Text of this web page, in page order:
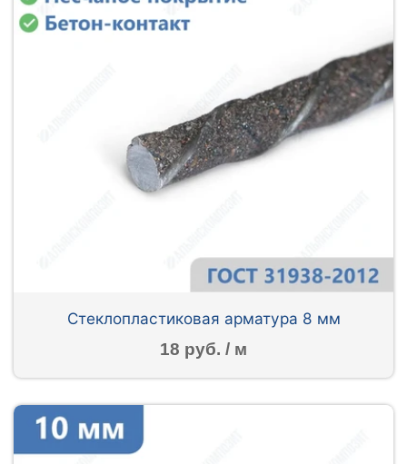
Стеклопластиковая арматура 8 мм
18 руб. / м